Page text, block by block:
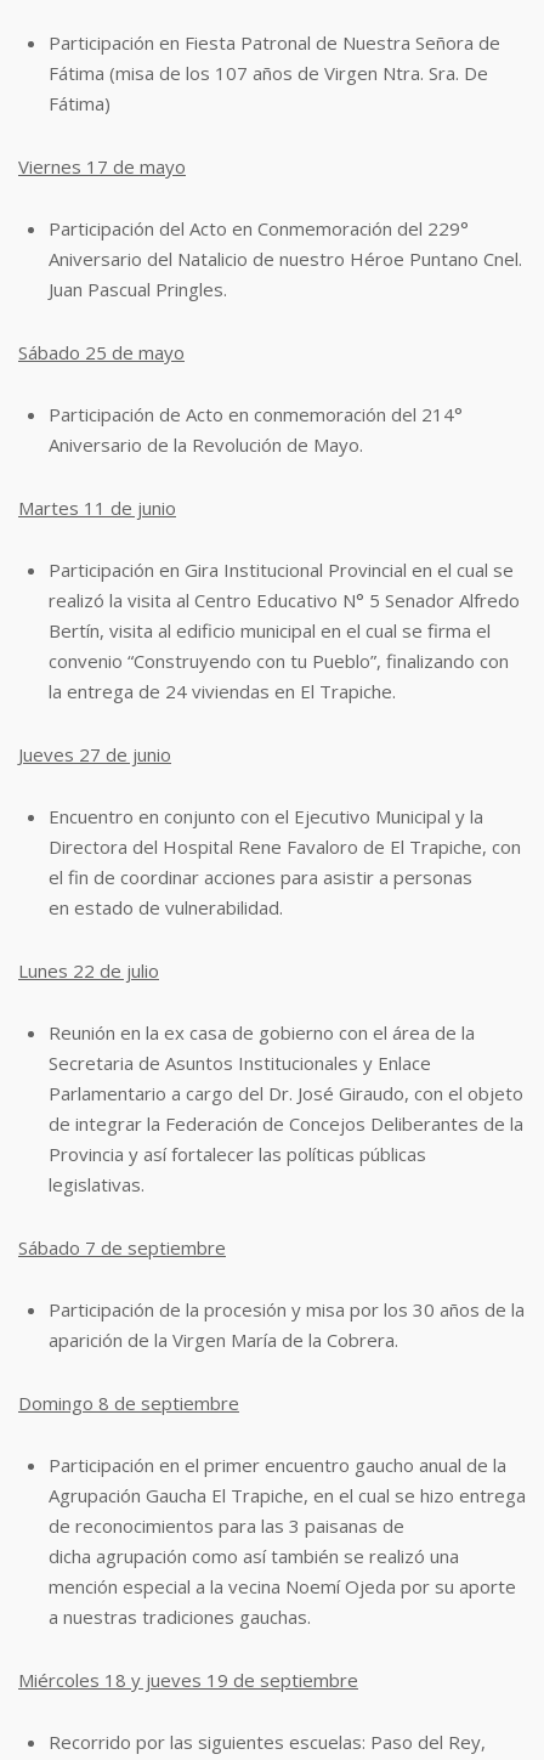
Participación en Fiesta Patronal de Nuestra Señora de
Fátima (misa de los 107 años de Virgen Ntra. Sra. De
Fátima)
Viernes 17 de mayo
Participación del Acto en Conmemoración del 229°
Aniversario del Natalicio de nuestro Héroe Puntano Cnel.
Juan Pascual Pringles.
Sábado 25 de mayo
Participación de Acto en conmemoración del 214°
Aniversario de la Revolución de Mayo.
Martes 11 de junio
Participación en Gira Institucional Provincial en el cual se
realizó la visita al Centro Educativo N° 5 Senador Alfredo
Bertín, visita al edificio municipal en el cual se firma el
convenio “Construyendo con tu Pueblo”, finalizando con
la entrega de 24 viviendas en El Trapiche.
Jueves 27 de junio
Encuentro en conjunto con el Ejecutivo Municipal y la
Directora del Hospital Rene Favaloro de El Trapiche, con
el fin de coordinar acciones para asistir a personas
en estado de vulnerabilidad.
Lunes 22 de julio
Reunión en la ex casa de gobierno con el área de la
Secretaria de Asuntos Institucionales y Enlace
Parlamentario a cargo del Dr. José Giraudo, con el objeto
de integrar la Federación de Concejos Deliberantes de la
Provincia y así fortalecer las políticas públicas
legislativas.
Sábado 7 de septiembre
Participación de la procesión y misa por los 30 años de la
aparición de la Virgen María de la Cobrera.
Domingo 8 de septiembre
Participación en el primer encuentro gaucho anual de la
Agrupación Gaucha El Trapiche, en el cual se hizo entrega
de reconocimientos para las 3 paisanas de
dicha agrupación como así también se realizó una
mención especial a la vecina NoemíOjeda por su aporte
a nuestras tradiciones gauchas.
Miércoles 18 y jueves 19 de septiembre
Recorrido por las siguientes escuelas: Paso del Rey,